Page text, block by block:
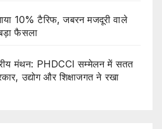
10% टैरिफ, जबरन मजदूरी वाले
फैसला
मंथन: PHDCCI सम्मेलन में सतत
उद्योग और शिक्षाजगत ने रखा